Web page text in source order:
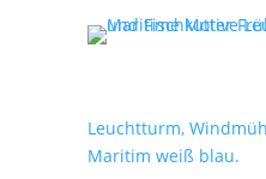
Leuchtturm,
Maritim weiß blau.